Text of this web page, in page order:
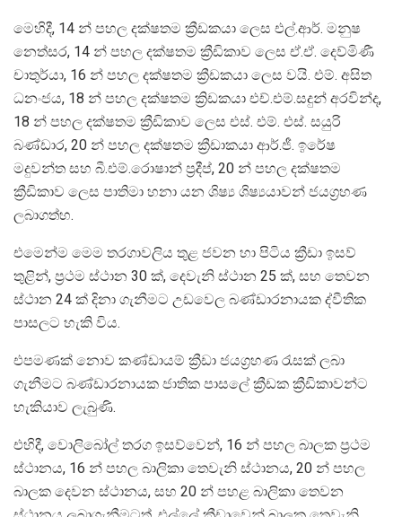
මෙහිදී, 14 න් පහල දක්ෂතම ක්‍රීඩකයා ලෙස එල්.ආර්. මනුෂ
නෙත්සර, 14 න් පහල දක්ෂතම ක්‍රීඩිකාව ලෙස ඒ.ඒ. දෙව්මිණී
චාතුර්යා, 16 න් පහල දක්ෂතම ක්‍රීඩකයා ලෙස වයි. එම්. අසිත
ධනංජය, 18 න් පහල දක්ෂතම ක්‍රිඩකයා එච්.එම්.සදුන් අරවින්ද,
18 න් පහල දක්ෂතම ක්‍රීඩිකාව ලෙස එස්. එම්. එස්. සයුරි
බණ්ඩාර, 20 න් පහල දක්ෂතම ක්‍රීඩාකයා ආර්.ජී. ඉරේෂ
මදුවන්ත සහ බී.එම්.රොෂාන් ප්‍රදීප්, 20 න් පහල දක්ෂතම
ක්‍රීඩිකාව ලෙස පාතිමා හනා යන ශිෂ්‍ය ශිෂ්‍යයාවන් ජයග්‍රහණ
ලබාගත්හ.
එමෙන්ම මෙම තරගාවලිය තුළ ජවන හා පිටිය ක්‍රීඩා ඉසව්
තුළින්, ප්‍රථම ස්ථාන 30 ක්, දෙවැනි ස්ථාන 25 ක්, සහ තෙවන
ස්ථාන 24 ක් දිනා ගැනීමට උඩවෙල බණ්ඩාරනායක ද්වීතික
පාසලට හැකි විය.
එපමණක් නොව කණ්ඩායම් ක්‍රීඩා ජයග්‍රහණ රැසක් ලබා
ගැනීමට බණ්ඩාරනායක ජාතික පාසලේ ක්‍රීඩක ක්‍රීඩිකාවන්ට
හැකියාව ලැබුණි.
එහිදී, වොලිබෝල් තරග ඉසව්වෙන්, 16 න් පහල බාලක ප්‍රථම
ස්ථානය, 16 න් පහල බාලිකා තෙවැනි ස්ථානය, 20 න් පහල
බාලක දෙවන ස්ථානය, සහ 20 න් පහළ බාලිකා තෙවන